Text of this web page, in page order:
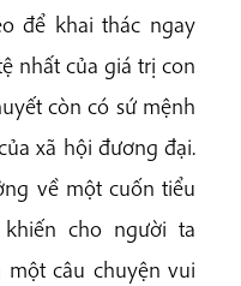
để khai thác ngay
nhất của giá trị con
còn có sứ mệnh
xã hội đương đại.
về một cuốn tiểu
cho người ta
câu chuyện vui